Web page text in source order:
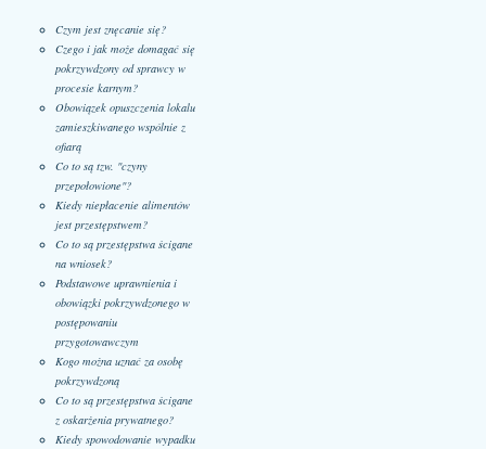
Czym jest znęcanie się?
Czego i jak może domagać się
pokrzywdzony od sprawcy w
procesie karnym?
Obowiązek opuszczenia lokalu
zamieszkiwanego wspólnie z
ofiarą
Co to są tzw. "czyny
przepołowione"?
Kiedy niepłacenie alimentów
jest przestępstwem?
Co to są przestępstwa ścigane
na wniosek?
Podstawowe uprawnienia i
obowiązki pokrzywdzonego w
postępowaniu
przygotowawczym
Kogo można uznać za osobę
pokrzywdzoną
Co to są przestępstwa ścigane
z oskarżenia prywatnego?
Kiedy spowodowanie wypadku